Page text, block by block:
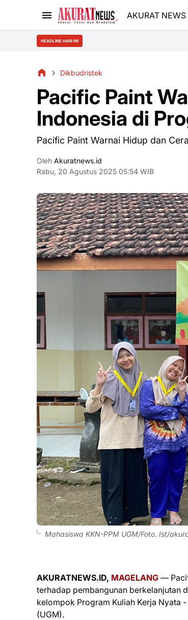
AKURAT NEWS
HEADLINE HARI INI
Dikbudristek
Pacific Paint
Indonesia di
Pacific Paint Warnai Hidup dan
Oleh Akuratnews.id
Rabu, 20 Agustus 2025 05:54 WIB
Mahasiswa KKN-PPM UGM/Foto. Ist/
AKURATNEWS.ID, MAGELANG —
terhadap pembangunan berkelanjutan
kelompok Program Kuliah Kerja Nyata
(UGM).